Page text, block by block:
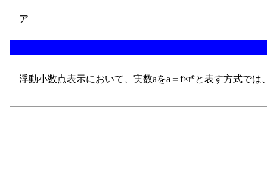
ア
浮動小数点表示において、実数aをa＝f×reと表す方式では